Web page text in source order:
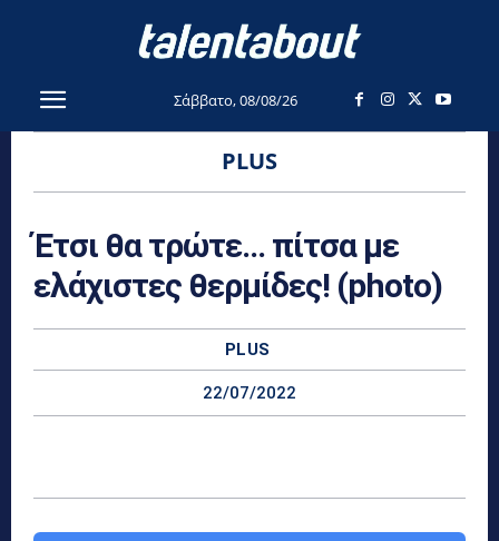
Σάββατο, 08/08/26
PLUS
Έτσι θα τρώτε… πίτσα με
ελάχιστες θερμίδες! (photo)
PLUS
22/07/2022